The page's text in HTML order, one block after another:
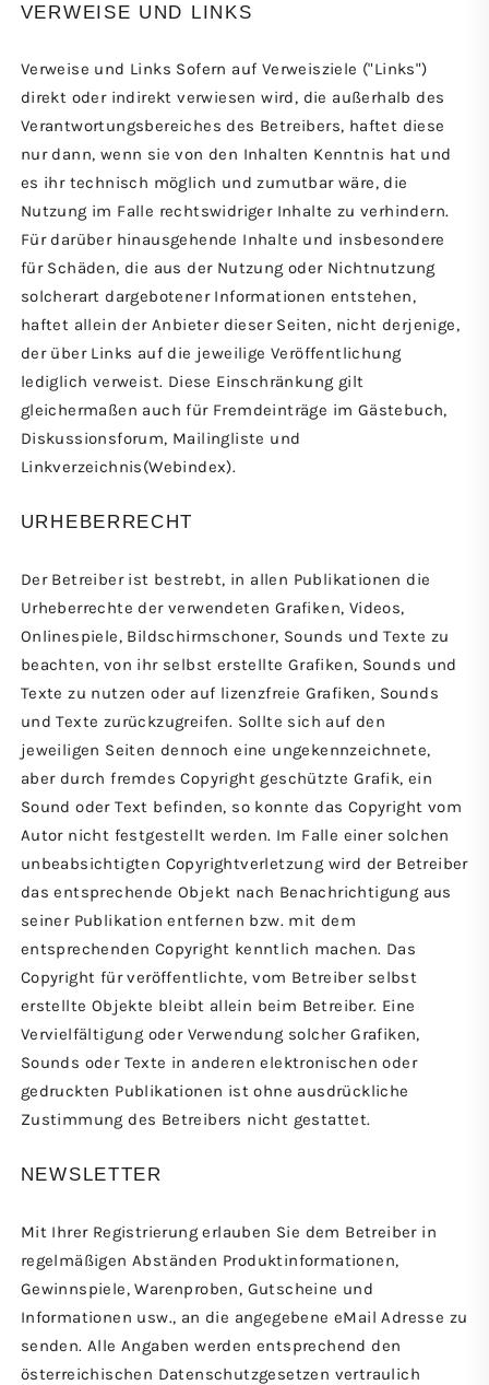
VERWEISE UND LINKS
Verweise und Links Sofern auf Verweisziele ("Links")
direkt oder indirekt verwiesen wird, die außerhalb des
Verantwortungsbereiches des Betreibers, haftet diese
nur dann, wenn sie von den Inhalten Kenntnis hat und
es ihr technisch möglich und zumutbar wäre, die
Nutzung im Falle rechtswidriger Inhalte zu verhindern.
Für darüber hinausgehende Inhalte und insbesondere
für Schäden, die aus der Nutzung oder Nichtnutzung
solcherart dargebotener Informationen entstehen,
haftet allein der Anbieter dieser Seiten, nicht derjenige,
der über Links auf die jeweilige Veröffentlichung
lediglich verweist. Diese Einschränkung gilt
gleichermaßen auch für Fremdeinträge im Gästebuch,
Diskussionsforum, Mailingliste und
Linkverzeichnis(Webindex).
URHEBERRECHT
Der Betreiber ist bestrebt, in allen Publikationen die
Urheberrechte der verwendeten Grafiken, Videos,
Onlinespiele, Bildschirmschoner, Sounds und Texte zu
beachten, von ihr selbst erstellte Grafiken, Sounds und
Texte zu nutzen oder auf lizenzfreie Grafiken, Sounds
und Texte zurückzugreifen. Sollte sich auf den
jeweiligen Seiten dennoch eine ungekennzeichnete,
aber durch fremdes Copyright geschützte Grafik, ein
Sound oder Text befinden, so konnte das Copyright vom
Autor nicht festgestellt werden. Im Falle einer solchen
unbeabsichtigten Copyrightverletzung wird der Betreiber
das entsprechende Objekt nach Benachrichtigung aus
seiner Publikation entfernen bzw. mit dem
entsprechenden Copyright kenntlich machen. Das
Copyright für veröffentlichte, vom Betreiber selbst
erstellte Objekte bleibt allein beim Betreiber. Eine
Vervielfältigung oder Verwendung solcher Grafiken,
Sounds oder Texte in anderen elektronischen oder
gedruckten Publikationen ist ohne ausdrückliche
Zustimmung des Betreibers nicht gestattet.
NEWSLETTER
Mit Ihrer Registrierung erlauben Sie dem Betreiber in
regelmäßigen Abständen Produktinformationen,
Gewinnspiele, Warenproben, Gutscheine und
Informationen usw., an die angegebene eMail Adresse zu
senden. Alle Angaben werden entsprechend den
österreichischen Datenschutzgesetzen vertraulich